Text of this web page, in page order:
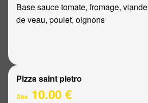
Base sauce tomate, fromage,
de veau, poulet, oignons
Pizza saint pietro
Dès 10.00 €